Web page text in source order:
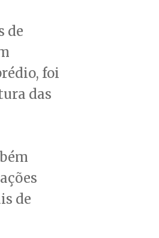
de
foi
das
de